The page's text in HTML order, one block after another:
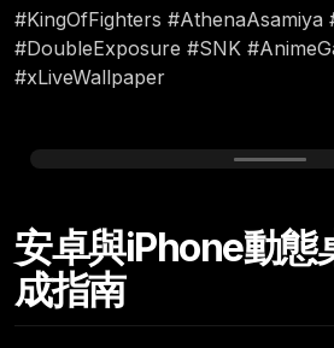
#KingOfFighters #AthenaAsamiya
#DoubleExposure #SNK
#xLiveWallpaper
Monday, June
安卓與iPhone動態
成指南